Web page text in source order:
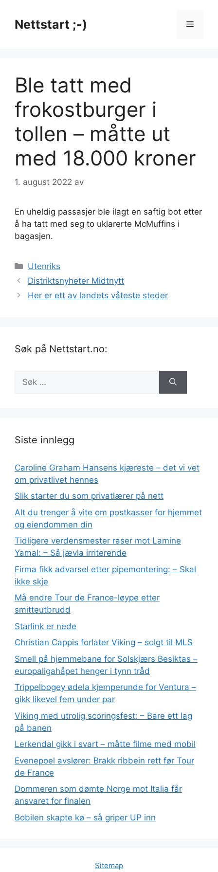
innholdNettstart ;-) Meny
Ble tatt med
frokostburger i
tollen – måtte ut
med 18.000 kroner
1. august 2022 av
En uheldig passasjer ble ilagt en saftig bot etter
å ha tatt med seg to uklarerte McMuffins i
bagasjen.
Kategorier
Utenriks
Distriktsnyheter Midtnytt
Her er ett av landets våteste steder
Søk på Nettstart.no:
etter:
Siste innlegg
Caroline Graham Hansens kjæreste – det vi vet
om privatlivet hennes
Slik starter du som privatlærer på nett
Alt du trenger å vite om postkasser for hjemmet
og eiendommen din
Tidligere verdensmester raser mot Lamine
Yamal: – Så jævla irriterende
Firma fikk advarsel etter pipemontering: – Skal
ikke skje
Må endre Tour de France-løype etter
smitteutbrudd
Starlink er nede
Christian Cappis forlater Viking – solgt til MLS
Smell på hjemmebane for Solskjærs Besiktas –
europaligahåpet henger i tynn tråd
Trippelbogey ødela kjemperunde for Ventura –
gikk likevel fem under par
Viking med utrolig scoringsfest: – Bare ett lag
på banen
Lerkendal gikk i svart – måtte filme med mobil
Evenepoel avslører: Brakk ribbein rett før Tour
de France
Dommeren som dømte Norge mot Italia får
ansvaret for finalen
Bobilen skapte kø – så griper UP inn
Sitemap